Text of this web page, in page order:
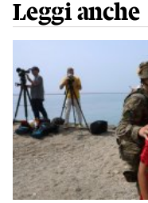
Leggi anche